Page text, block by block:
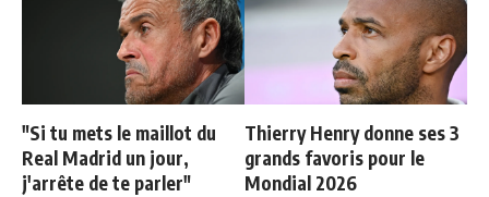
"Si tu mets le maillot du
Real Madrid un jour,
j'arrête de te parler"
Thierry Henry donne ses 3
grands favoris pour le
Mondial 2026